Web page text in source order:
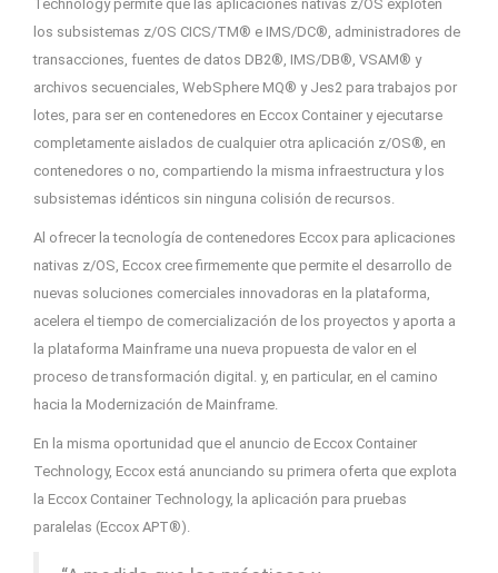
Technology permite que las aplicaciones nativas z/OS exploten
los subsistemas z/OS CICS/TM® e IMS/DC®, administradores de
transacciones, fuentes de datos DB2®, IMS/DB®, VSAM® y
archivos secuenciales, WebSphere MQ® y Jes2 para trabajos por
lotes, para ser en contenedores en Eccox Container y ejecutarse
completamente aislados de cualquier otra aplicación z/OS®, en
contenedores o no, compartiendo la misma infraestructura y los
subsistemas idénticos sin ninguna colisión de recursos.
Al ofrecer la tecnología de contenedores Eccox para aplicaciones
nativas z/OS, Eccox cree firmemente que permite el desarrollo de
nuevas soluciones comerciales innovadoras en la plataforma,
acelera el tiempo de comercialización de los proyectos y aporta a
la plataforma Mainframe una nueva propuesta de valor en el
proceso de transformación digital. y, en particular, en el camino
hacia la Modernización de Mainframe.
En la misma oportunidad que el anuncio de Eccox Container
Technology, Eccox está anunciando su primera oferta que explota
la Eccox Container Technology, la aplicación para pruebas
paralelas (Eccox APT®).